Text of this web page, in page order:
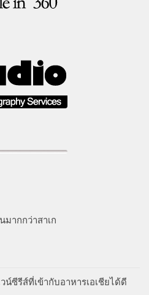
มากกว่าสาเก
วน์ซีรีส์ที่เข้ากับอาหารเอเชียได้ดี